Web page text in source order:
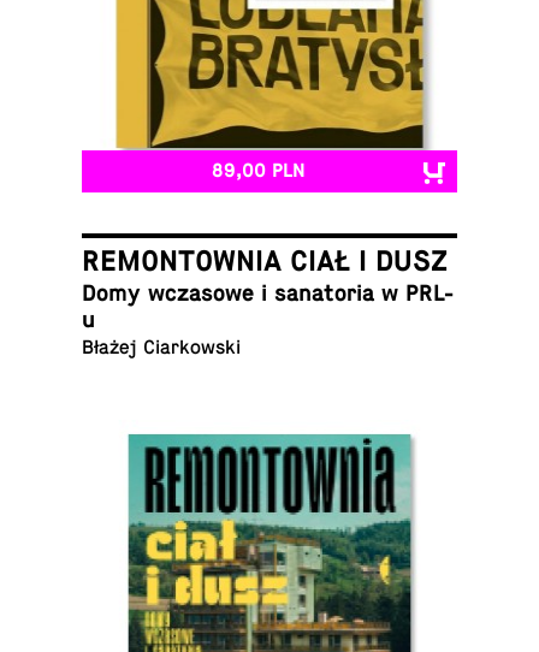
89,00 PLN
REMONTOWNIA CIAŁ I DUSZ
Domy wcza­so­we i sa­na­to­ria w PRL-
u
Błażej Ciarkowski